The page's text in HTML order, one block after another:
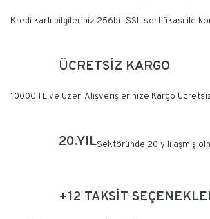
Kredi kartı bilgileriniz 256bit SSL sertifikası ile
ÜCRETSİZ KARGO
10000 TL ve Üzeri Alışverişlerinize Kargo
20.YILSektöründe 20 yılı aşmış
+12 TAKSİT